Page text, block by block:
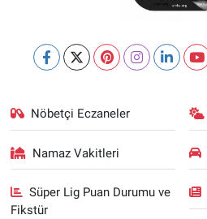
Nöbetçi Eczaneler
Namaz Vakitleri
Süper Lig Puan Durumu ve
Fikstür